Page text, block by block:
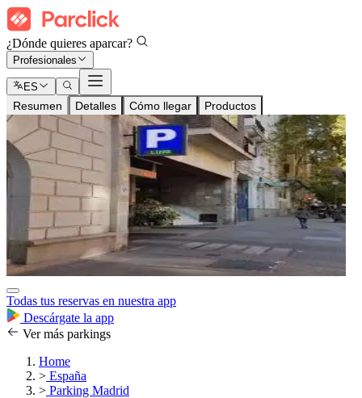
¿Dónde quieres aparcar?
Profesionales
ES
Resumen Detalles Cómo llegar Productos
Todas tus reservas en nuestra app
Descárgate la app
Ver más parkings
Home
> España
> Parking Madrid